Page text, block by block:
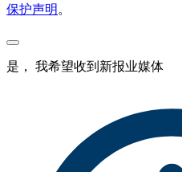
保护声明 。
是， 我希望收到新报业媒体